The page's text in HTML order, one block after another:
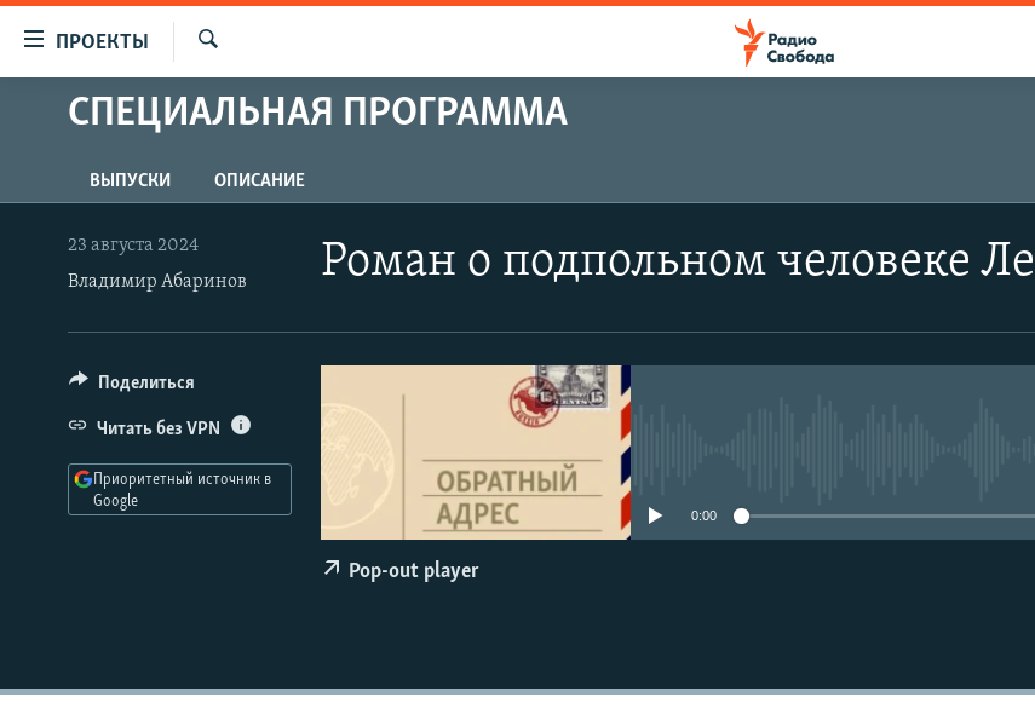
упрощенного
Вернуться
к
основному
содержанию
навигации
Вернутся
ПРОЕКТЫ
ПРОГРАММЫ
АВТОРСКИЕ ПРОЕКТЫ
ЦИТАТЫ СВОБОДЫ
МНЕНИЯ
КУЛЬТУРА
IDEL.РЕАЛИИ
КАВКАЗ.РЕАЛИИ
СЕВЕР.РЕАЛИИ
СИБИРЬ.РЕАЛИИ
СПЕЦИАЛЬНАЯ ПРОГРАММА
ВЫПУСКИ ОПИСАНИЕ
Роман о подпольном человеке
23 августа 2024
Владимир Абаринов
0:00
Pop-out player
Поделиться
Читать без VPN
Приоритетный источник в
Google